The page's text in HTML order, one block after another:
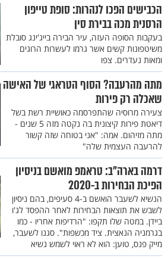
הכבישים הפכו לנהרות: סופת טייפון
הרסנית מכה בבירת סין
בעקבות הסופה העזה, עיר הבירה בייג'ינג סובלת
משיטפונות קשים אשר גרמו לעשרות הרוגים
ומאות נעדרים. צפו
מתה מהרעבה? הסוף הטראגי של האישה
שאכלה רק פירות
צעירה מרוסיה שהתפרסמה כאושיית רשת בשל
דיאטת פירות קיצונית בה נקטה מזה 5 שנים -
מתה מזיהום. אמה: "אני בטוחה שזה קשור
להרעבה העצמית שלה"
דרמה בארה"ב: טראמפ מואשם בניסיון
הפיכת הבחירות ב-2020
הנשיא לשעבר הואשם ב-4 סעיפים, בהם ניסיון
לשבש את תוצאות הבחירות לאחר ההפסד לג'ו
ביידן. במטה שלו תקפו: "הרדיפות אחריו - כמו
בגרמניה הנאצית. ציד מכשפות". סגנו לשעבר,
מייק פנס, טוען: הוא לא ראוי לשמש נשיא